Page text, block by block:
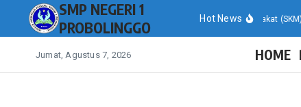
Lewati ke kontenSMP NEGERI 1
PROBOLINGGO
Hot News
Hasil Survei Kepuasan Masyarakat (SKM)
Jumat, Agustus 7, 2026 HOME